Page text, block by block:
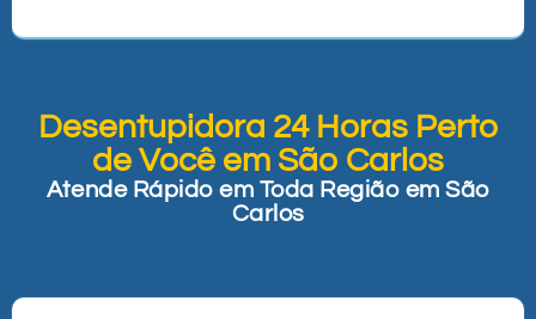
Desentupidora 24 Horas Perto
de Você em São Carlos
Atende Rápido em Toda Região em São
Carlos